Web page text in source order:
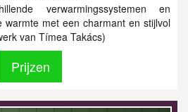
verwarmingssystemen en
warmte met een charmant en stijlvol
van Tímea Takács)
Prijzen